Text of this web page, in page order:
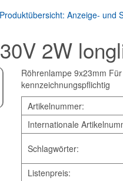
Anzeige- und
2W
Röhrenlampe 9x23mm
kennzeichnungspflichtig
Artikelnummer:
Internationale
Schlagwörter:
Listenpreis: